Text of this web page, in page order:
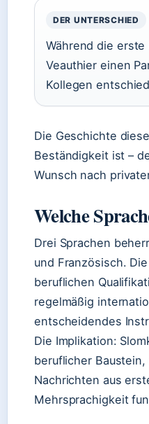
DER UNTERSCHIED
Während die
Veauthier einen
Kollegen
Die Geschichte
Beständigkeit ist –
Wunsch nach
Welche
Drei Sprachen
und Französisch. Die
beruflichen
regelmäßig
entscheidendes
Die Implikation:
beruflicher
Nachrichten aus
Mehrsprachigkeit